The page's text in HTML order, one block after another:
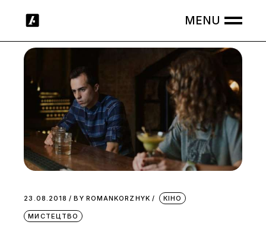
23.08.2018 BY ROMANKORZHYK КІНО
МИСТЕЦТВО